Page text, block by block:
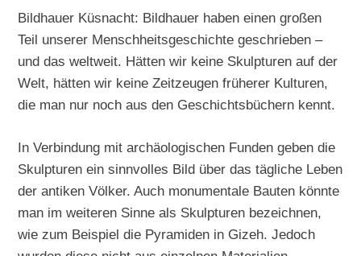
Bildhauer Küsnacht: Bildhauer haben einen großen
Teil unserer Menschheitsgeschichte geschrieben –
und das weltweit. Hätten wir keine Skulpturen auf der
Welt, hätten wir keine Zeitzeugen früherer Kulturen,
die man nur noch aus den Geschichtsbüchern kennt.
In Verbindung mit archäologischen Funden geben die
Skulpturen ein sinnvolles Bild über das tägliche Leben
der antiken Völker. Auch monumentale Bauten könnte
man im weiteren Sinne als Skulpturen bezeichnen,
wie zum Beispiel die Pyramiden in Gizeh. Jedoch